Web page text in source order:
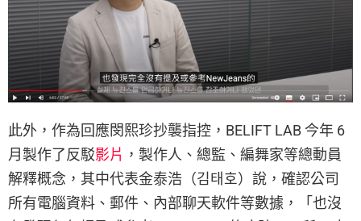
此外，作為回應閔熙珍抄襲指控，BELIFT LAB 今年 6
月製作了反駁影片 ，製作人、總監、編舞家等總動員
解釋概念，其中代表金泰浩（김태호）說，確認公司
所有電腦資料、郵件、內部聊天軟件等數據，「也沒